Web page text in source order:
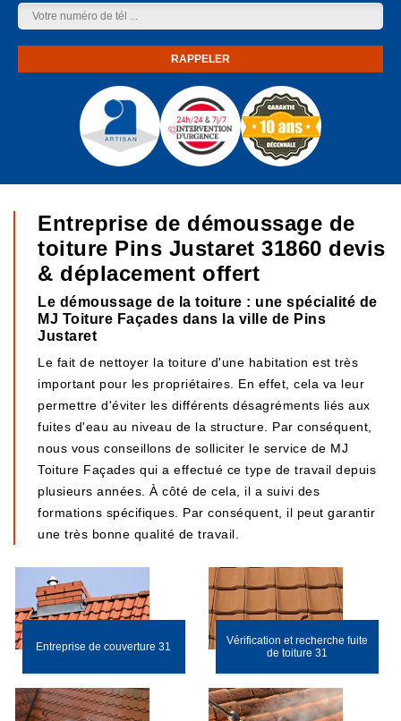
Entreprise de démoussage de
toiture Pins Justaret 31860 devis
& déplacement offert
Le démoussage de la toiture : une spécialité de
MJ Toiture Façades dans la ville de Pins
Justaret
Le fait de nettoyer la toiture d'une habitation est très
important pour les propriétaires. En effet, cela va leur
permettre d'éviter les différents désagréments liés aux
fuites d'eau au niveau de la structure. Par conséquent,
nous vous conseillons de solliciter le service de MJ
Toiture Façades qui a effectué ce type de travail depuis
plusieurs années. À côté de cela, il a suivi des
formations spécifiques. Par conséquent, il peut garantir
une très bonne qualité de travail.
Entreprise de couverture 31
Vérification et recherche fuite
de toiture 31